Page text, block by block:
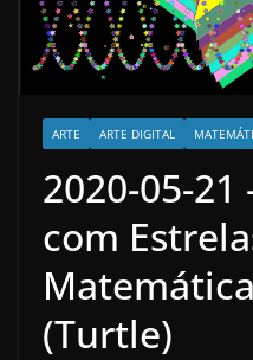
ARTE ARTE DIGITAL
2020-05-
com
(Turtle)